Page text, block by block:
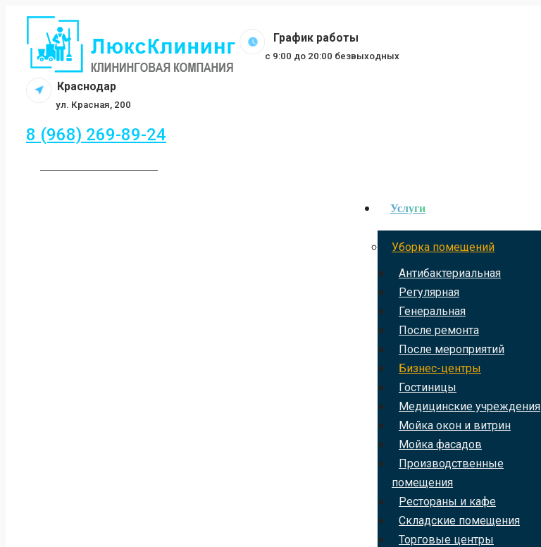
Перейти
содержанию
График работы
c 9:00 до 20:00 безвыходных
Краснодар
ул. Красная, 200
8 (968) 269-89-24
Услуги
Уборка помещений
Антибактериальная
Регулярная
Генеральная
После ремонта
После мероприятий
Бизнес-центры
Гостиницы
Медицинские учреждения
Мойка окон и витрин
Мойка фасадов
Производственные
помещения
Рестораны и кафе
Складские помещения
Торговые центры